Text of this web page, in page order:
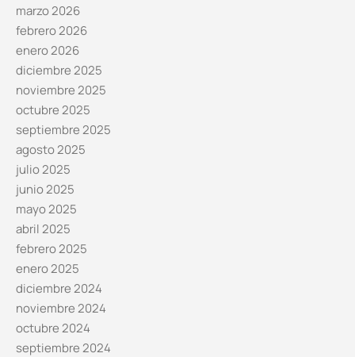
marzo 2026
febrero 2026
enero 2026
diciembre 2025
noviembre 2025
octubre 2025
septiembre 2025
agosto 2025
julio 2025
junio 2025
mayo 2025
abril 2025
febrero 2025
enero 2025
diciembre 2024
noviembre 2024
octubre 2024
septiembre 2024